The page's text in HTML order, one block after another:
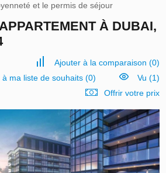
et le permis de séjour
À DUBAI,
Ajouter à la comparaison (0)
à ma liste de souhaits(0)
Vu (1)
Offrir votre prix